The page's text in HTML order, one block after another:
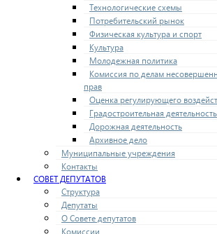
Технологические схемы
Потребительский рынок
Физическая культура и спорт
Культура
Молодежная политика
Комиссия по делам
прав
Оценка регулирующего
Градостроительная деятельность
Дорожная деятельность
Архивное дело
Муниципальные учреждения
Контакты
СОВЕТ ДЕПУТАТОВ
Структура
Депутаты
О Совете депутатов
Комиссии